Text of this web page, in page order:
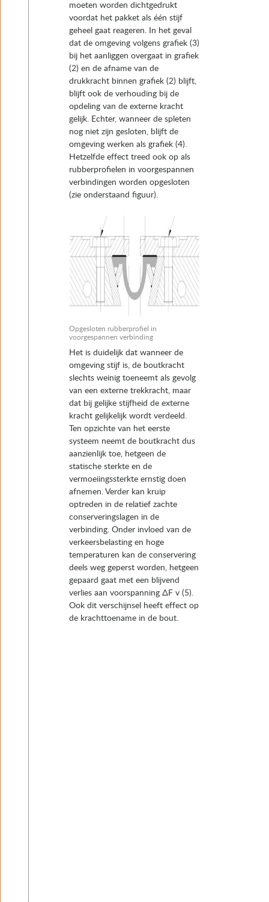
moeten worden dichtgedrukt
voordat het pakket als één stijf
geheel gaat reageren. In het geval
dat de omgeving volgens grafiek (3)
bij het aanliggen overgaat in grafiek
(2) en de afname van de
drukkracht binnen grafiek (2) blijft,
blijft ook de verhouding bij de
opdeling van de externe kracht
gelijk. Echter, wanneer de spleten
nog niet zijn gesloten, blijft de
omgeving werken als grafiek (4).
Hetzelfde effect treed ook op als
rubberprofielen in voorgespannen
verbindingen worden opgesloten
(zie onderstaand figuur).
Opgesloten rubberprofiel in
voorgespannen verbinding
Het is duidelijk dat wanneer de
omgeving stijf is, de boutkracht
slechts weinig toeneemt als gevolg
van een externe trekkracht, maar
dat bij gelijke stijfheid de externe
kracht gelijkelijk wordt verdeeld.
Ten opzichte van het eerste
systeem neemt de boutkracht dus
aanzienlijk toe, hetgeen de
statische sterkte en de
vermoeiingssterkte ernstig doen
afnemen. Verder kan kruip
optreden in de relatief zachte
conserveringslagen in de
verbinding. Onder invloed van de
verkeersbelasting en hoge
temperaturen kan de conservering
deels weg geperst worden, hetgeen
gepaard gaat met een blijvend
verlies aan voorspanning ΔF v (5).
Ook dit verschijnsel heeft effect op
de krachttoename in de bout.